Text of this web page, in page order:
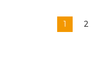
1 2